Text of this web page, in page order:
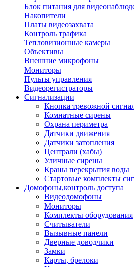
Блок питания для
Накопители
Платы видеозахвата
Контроль трафика
Тепловизионные камеры
Объективы
Внешние микрофоны
Мониторы
Пульты управления
Видеорегистраторы
Сигнализации
Кнопка тревожной
Комнатные сирены
Охрана периметра
Датчики движения
Датчики затопления
Централи (хабы)
Уличные сирены
Краны перекрытия воды
Стартовые комплекты
Домофоны,контроль доступа
Видеодомофоны
Мониторы
Комплекты оборудования
Считыватели
Вызывные панели
Дверные доводчики
Замки
Карты, брелоки